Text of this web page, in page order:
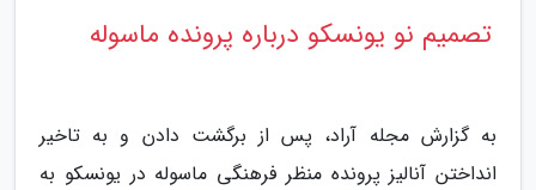
تصمیم نو یونسکو درباره پرونده ماسوله
به گزارش مجله آراد، پس از برگشت دادن و به تاخیر
انداختن آنالیز پرونده منظر فرهنگی ماسوله در یونسکو به